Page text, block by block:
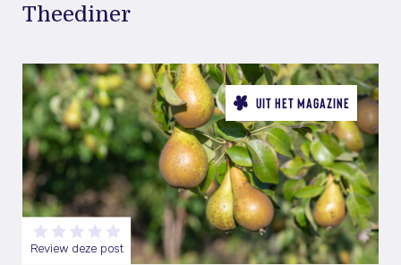
Theediner
UIT HET MAGAZINE
Review deze post